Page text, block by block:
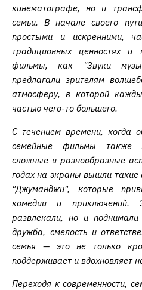
кинематографе, но и
семьи. В начале своего
простыми и искренними,
традиционных ценностях и
фильмы, как "Звуки
предлагали зрителям
атмосферу, в которой
частью чего-то большего.
С течением времени, когда
семейные фильмы также
сложные и разнообразные
годах на экраны вышли
"Джуманджи", которые
комедии и
развлекали, но и
дружба, смелость и
семья — это не только
поддерживает и вдохновляет
Переходя к современности,